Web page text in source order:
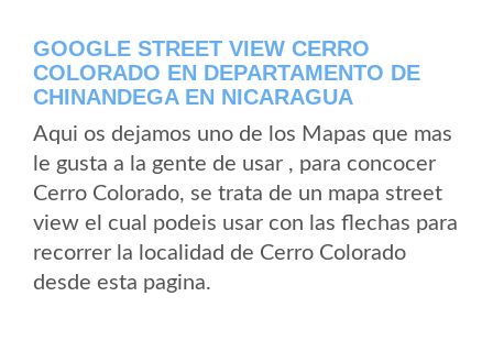
GOOGLE STREET VIEW CERRO
COLORADO EN DEPARTAMENTO DE
CHINANDEGA EN NICARAGUA
Aqui os dejamos uno de los Mapas que mas
le gusta a la gente de usar , para concocer
Cerro Colorado, se trata de un mapa street
view el cual podeis usar con las flechas para
recorrer la localidad de Cerro Colorado
desde esta pagina.